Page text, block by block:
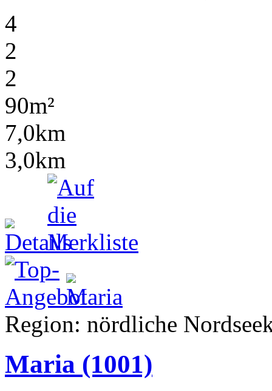
4
2
2
90m²
7,0km
3,0km
Region: nördliche
Maria (1001)